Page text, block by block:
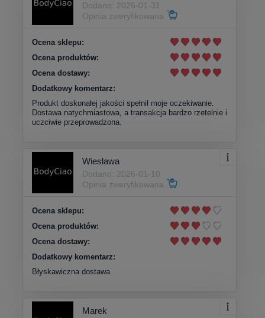
Dodano: 2026-01-31
Opinia zweryfikowana
Ocena sklepu:
Ocena produktów:
Ocena dostawy:
Dodatkowy komentarz:
Produkt doskonałej jakości spełnił moje oczekiwanie.
Dostawa natychmiastowa, a transakcja bardzo rzetelnie i
uczciwie przeprowadzona.
Wieslawa
Dodano: 2026-01-10
Opinia zweryfikowana
Ocena sklepu:
Ocena produktów:
Ocena dostawy:
Dodatkowy komentarz:
Błyskawiczna dostawa
Marek